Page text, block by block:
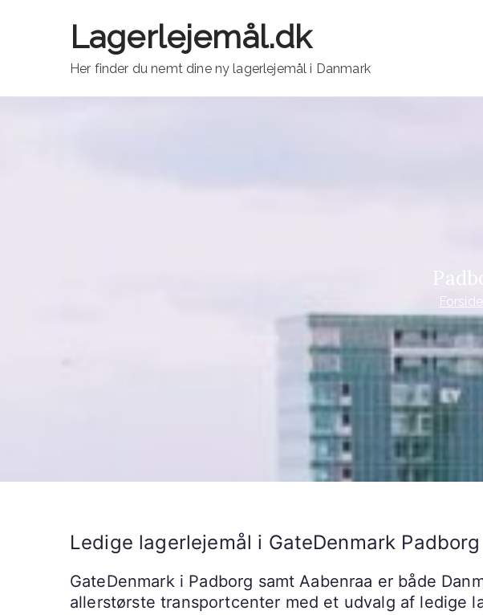
Lagerlejemål.dk
Her finder du nemt dine ny lagerlejemål i Danmark
Forside
Ledige lagerlejemål i GateDenmark Padborg
GateDenmark i Padborg samt Aabenraa er både
allerstørste transportcenter med et udvalg af ledige